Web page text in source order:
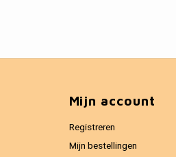
Mijn account
Registreren
Mijn bestellingen